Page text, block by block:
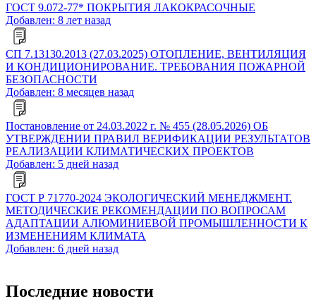
ГОСТ 9.072-77* ПОКРЫТИЯ ЛАКОКРАСОЧНЫЕ
Добавлен: 8 лет назад
СП 7.13130.2013 (27.03.2025) ОТОПЛЕНИЕ, ВЕНТИЛЯЦИЯ
И КОНДИЦИОНИРОВАНИЕ. ТРЕБОВАНИЯ ПОЖАРНОЙ
БЕЗОПАСНОСТИ
Добавлен: 8 месяцев назад
Постановление от 24.03.2022 г. № 455 (28.05.2026) ОБ
УТВЕРЖДЕНИИ ПРАВИЛ ВЕРИФИКАЦИИ РЕЗУЛЬТАТОВ
РЕАЛИЗАЦИИ КЛИМАТИЧЕСКИХ ПРОЕКТОВ
Добавлен: 5 дней назад
ГОСТ Р 71770-2024 ЭКОЛОГИЧЕСКИЙ МЕНЕДЖМЕНТ.
МЕТОДИЧЕСКИЕ РЕКОМЕНДАЦИИ ПО ВОПРОСАМ
АДАПТАЦИИ АЛЮМИНИЕВОЙ ПРОМЫШЛЕННОСТИ К
ИЗМЕНЕНИЯМ КЛИМАТА
Добавлен: 6 дней назад
Последние новости